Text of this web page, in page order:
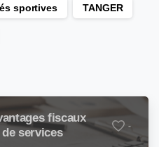
sportives TANGER
fiscaux
services
-